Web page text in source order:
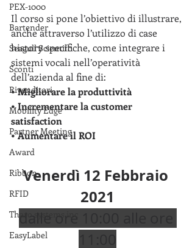
PEX-1000
Bartender
Seagull Scientifc
Sconti
Rivenditori
Mobility Edge
Partner Meeting
Award
Ribbon
RFID
Tharo systems inc
EasyLabel
Il corso si pone l’obiettivo di illustrare,
anche attraverso l’utilizzo di case
history specifiche, come integrare i
sistemi vocali nell’operatività
dell’azienda al fine di:
• Migliorare la produttività
• Incrementare la customer
satisfaction
• Aumentare il ROI
Venerdì 12 Febbraio
2021
dalle ore 10:00 alle ore